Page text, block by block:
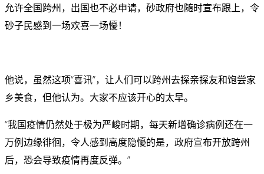
允许全国跨州，出国也不必申请，砂政府也随时宣布跟上，令
砂子民感到一场欢喜一场懮！
他说，虽然这项“喜讯”，让人们可以跨州去探亲探友和饱尝家
乡美食，但他认为。大家不应该开心的太早。
“我国疫情仍然处于极为严峻时期，每天新增确诊病例还在一
万例边缘徘徊，令人感到高度隐懮的是，政府宣布开放跨州
后，恐会导致疫情再度反弹。”